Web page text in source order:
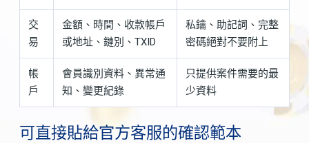
交
易
金額、時間、收款帳戶
或地址、鏈別、TXID
私鑰、助記詞、完整
密碼絕對不要附上
帳
戶
會員識別資料、異常通
知、變更紀錄
只提供案件需要的最
少資料
可直接貼給官方客服的確認範本